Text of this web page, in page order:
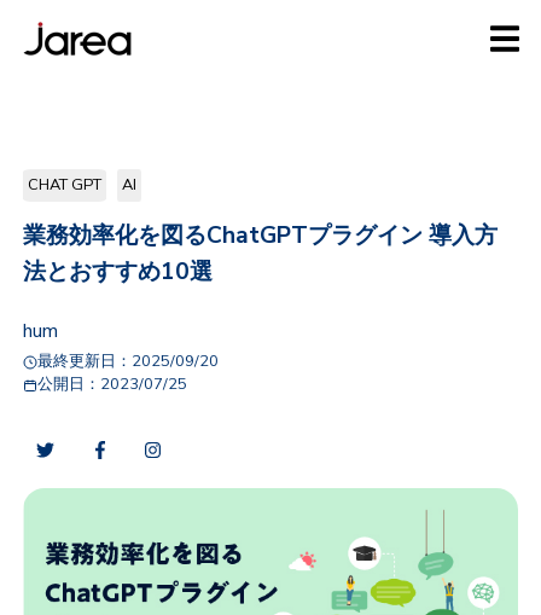
CHAT GPT AI
業務効率化を図るChatGPTプラグイン 導入方
法とおすすめ10選
hum
最終更新日： 2025/09/20
公開日： 2023/07/25